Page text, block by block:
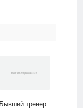
Бывший тренер